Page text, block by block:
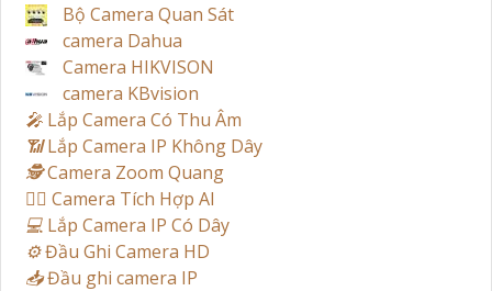
Bộ Camera Quan Sát
camera Dahua
Camera HIKVISON
camera KBvision
️🎤️ Lắp Camera Có Thu Âm
📶Lắp Camera IP Không Dây
🕵️Camera Zoom Quang
🧛‍♀️ Camera Tích Hợp AI
💻 Lắp Camera IP Có Dây
⚙️Đầu Ghi Camera HD
📥Đầu ghi camera IP